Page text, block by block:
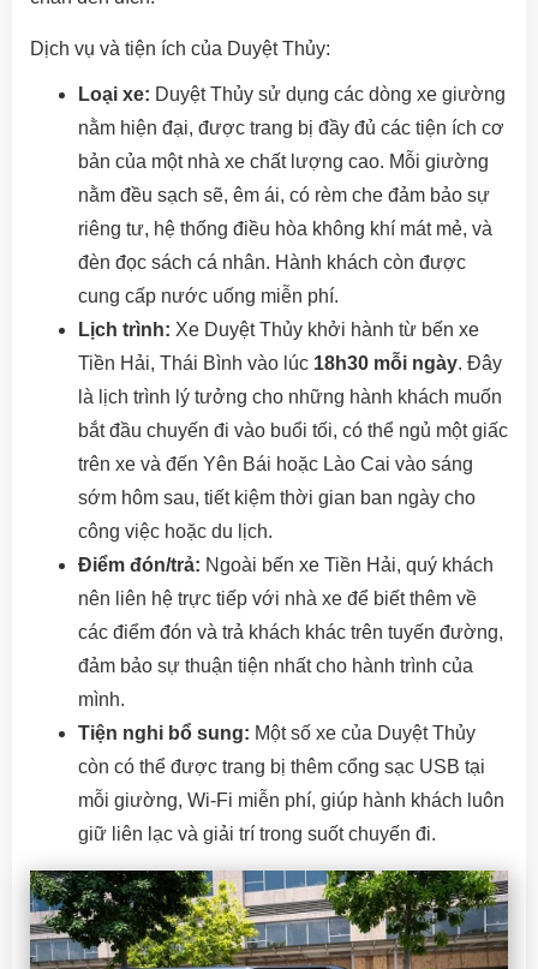
Dịch vụ và tiện ích của Duyệt Thủy:
Loại xe: Duyệt Thủy sử dụng các dòng xe giường
nằm hiện đại, được trang bị đầy đủ các tiện ích cơ
bản của một nhà xe chất lượng cao. Mỗi giường
nằm đều sạch sẽ, êm ái, có rèm che đảm bảo sự
riêng tư, hệ thống điều hòa không khí mát mẻ, và
đèn đọc sách cá nhân. Hành khách còn được
cung cấp nước uống miễn phí.
Lịch trình: Xe Duyệt Thủy khởi hành từ bến xe
Tiền Hải, Thái Bình vào lúc 18h30 mỗi ngày. Đây
là lịch trình lý tưởng cho những hành khách muốn
bắt đầu chuyến đi vào buổi tối, có thể ngủ một giấc
trên xe và đến Yên Bái hoặc Lào Cai vào sáng
sớm hôm sau, tiết kiệm thời gian ban ngày cho
công việc hoặc du lịch.
Điểm đón/trả: Ngoài bến xe Tiền Hải, quý khách
nên liên hệ trực tiếp với nhà xe để biết thêm về
các điểm đón và trả khách khác trên tuyến đường,
đảm bảo sự thuận tiện nhất cho hành trình của
mình.
Tiện nghi bổ sung: Một số xe của Duyệt Thủy
còn có thể được trang bị thêm cổng sạc USB tại
mỗi giường, Wi-Fi miễn phí, giúp hành khách luôn
giữ liên lạc và giải trí trong suốt chuyến đi.